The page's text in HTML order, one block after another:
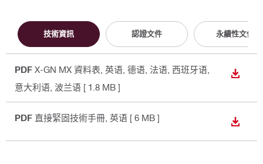
技術資訊 認證文件 永續性文件
PDF X-GN MX 資料表 , 英语, 德语, 法语, 西班牙语,
意大利语, 波兰语 [ 1.8 MB ]
下載
PDF 直接緊固技術手冊 , 英语 [ 6 MB ]
下載